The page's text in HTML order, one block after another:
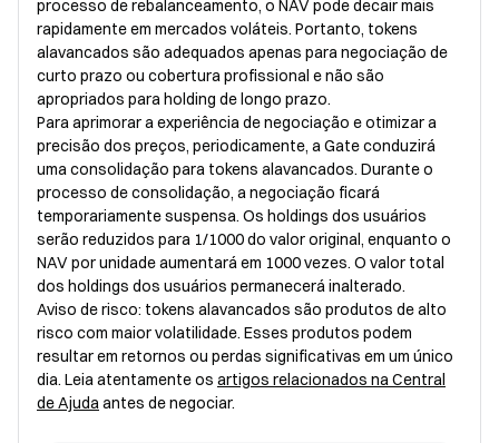
processo de rebalanceamento, o NAV pode decair mais
rapidamente em mercados voláteis. Portanto, tokens
alavancados são adequados apenas para negociação de
curto prazo ou cobertura profissional e não são
apropriados para holding de longo prazo.
Para aprimorar a experiência de negociação e otimizar a
precisão dos preços, periodicamente, a Gate conduzirá
uma consolidação para tokens alavancados. Durante o
processo de consolidação, a negociação ficará
temporariamente suspensa. Os holdings dos usuários
serão reduzidos para 1/1000 do valor original, enquanto o
NAV por unidade aumentará em 1000 vezes. O valor total
dos holdings dos usuários permanecerá inalterado.
Aviso de risco: tokens alavancados são produtos de alto
risco com maior volatilidade. Esses produtos podem
resultar em retornos ou perdas significativas em um único
dia. Leia atentamente os artigos relacionados na Central
de Ajudaantes de negociar.